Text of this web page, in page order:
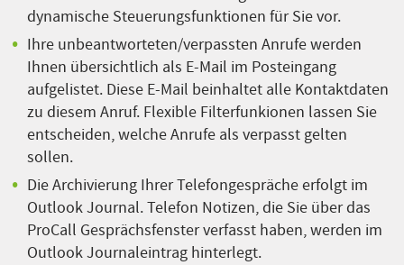
dynamische Steuerungsfunktionen für Sie vor.
Ihre unbeantworteten/verpassten Anrufe werden
Ihnen übersichtlich als E-Mail im Posteingang
aufgelistet. Diese E-Mail beinhaltet alle Kontaktdaten
zu diesem Anruf. Flexible Filterfunkionen lassen Sie
entscheiden, welche Anrufe als verpasst gelten
sollen.
Die Archivierung Ihrer Telefongespräche erfolgt im
Outlook Journal. Telefon Notizen, die Sie über das
ProCall Gesprächsfenster verfasst haben, werden im
Outlook Journaleintrag hinterlegt.